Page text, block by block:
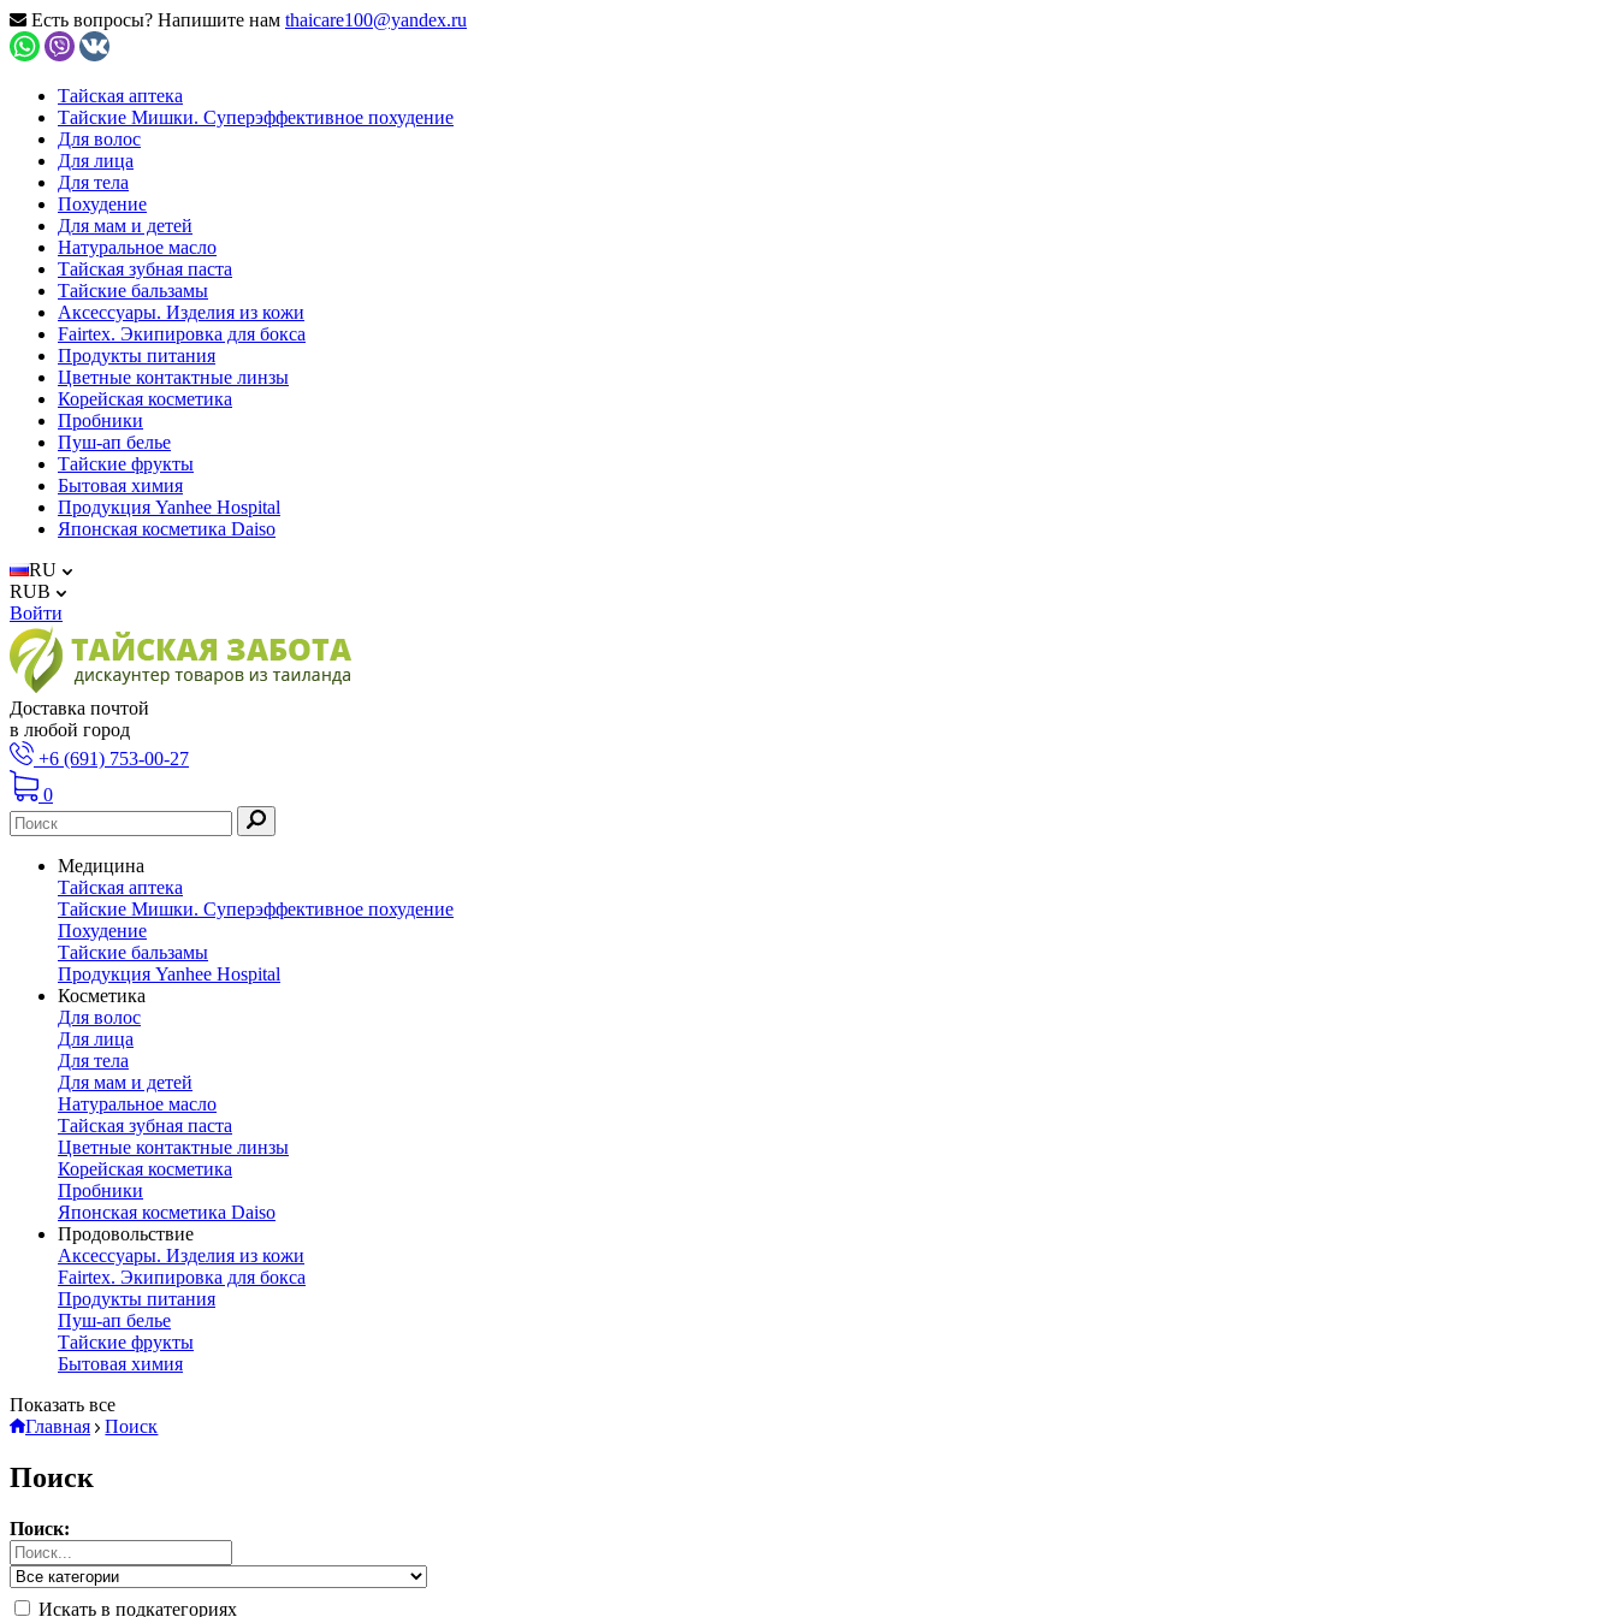
Есть вопросы? Напишите нам thaicare100@yandex.ru
Тайская аптека
Тайские Мишки. Суперэффективное похудение
Для волос
Для лица
Для тела
Похудение
Для мам и детей
Натуральное масло
Тайская зубная паста
Тайские бальзамы
Аксессуары. Изделия из кожи
Fairtex. Экипировка для бокса
Продукты питания
Цветные контактные линзы
Корейская косметика
Пробники
Пуш-ап белье
Тайские фрукты
Бытовая химия
Продукция Yanhee Hospital
Японская косметика Daiso
RU
RUB
Войти
Доставка почтой
в любой город
+6 (691) 753-00-27
0
Медицина
Тайская аптека
Тайские Мишки. Суперэффективное похудение
Похудение
Тайские бальзамы
Продукция Yanhee Hospital
Косметика
Для волос
Для лица
Для тела
Для мам и детей
Натуральное масло
Тайская зубная паста
Цветные контактные линзы
Корейская косметика
Пробники
Японская косметика Daiso
Продовольствие
Аксессуары. Изделия из кожи
Fairtex. Экипировка для бокса
Продукты питания
Пуш-ап белье
Тайские фрукты
Бытовая химия
Показать все
Главная
Поиск
Поиск
Поиск:
Искать в подкатегориях